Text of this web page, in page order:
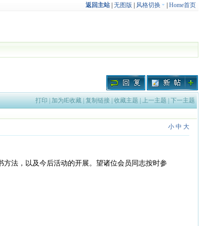
返回主站| 无图版 风格切换 Home首页
打印 | 加为IE收藏| 复制链接| 收藏主题 | 上一主题 | 下一主题
小 中 大
法，以及今后活动的开展。望诸位会员同志按时参